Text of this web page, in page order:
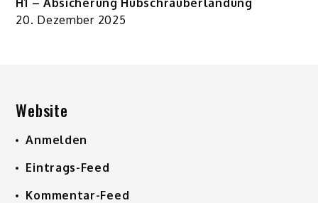
20. Dezember 2025
Website
Anmelden
Eintrags-Feed
Kommentar-Feed